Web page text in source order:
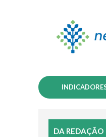
DA REDAÇÃO